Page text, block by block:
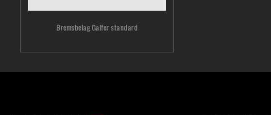
Bremsbelag Galfer standard